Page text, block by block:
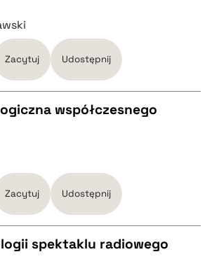
Zacytuj Udostępnij
współczesnego
Zacytuj Udostępnij
spektaklu radiowego